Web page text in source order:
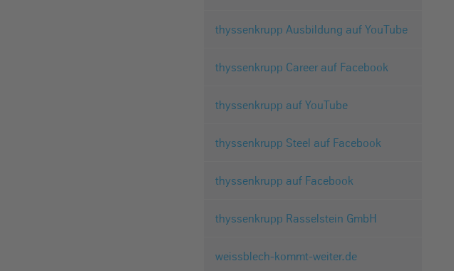
thyssenkrupp Ausbildung auf YouTube
thyssenkrupp Career auf Facebook
thyssenkrupp auf YouTube
thyssenkrupp Steel auf Facebook
thyssenkrupp auf Facebook
thyssenkrupp Rasselstein GmbH
weissblech-kommt-weiter.de